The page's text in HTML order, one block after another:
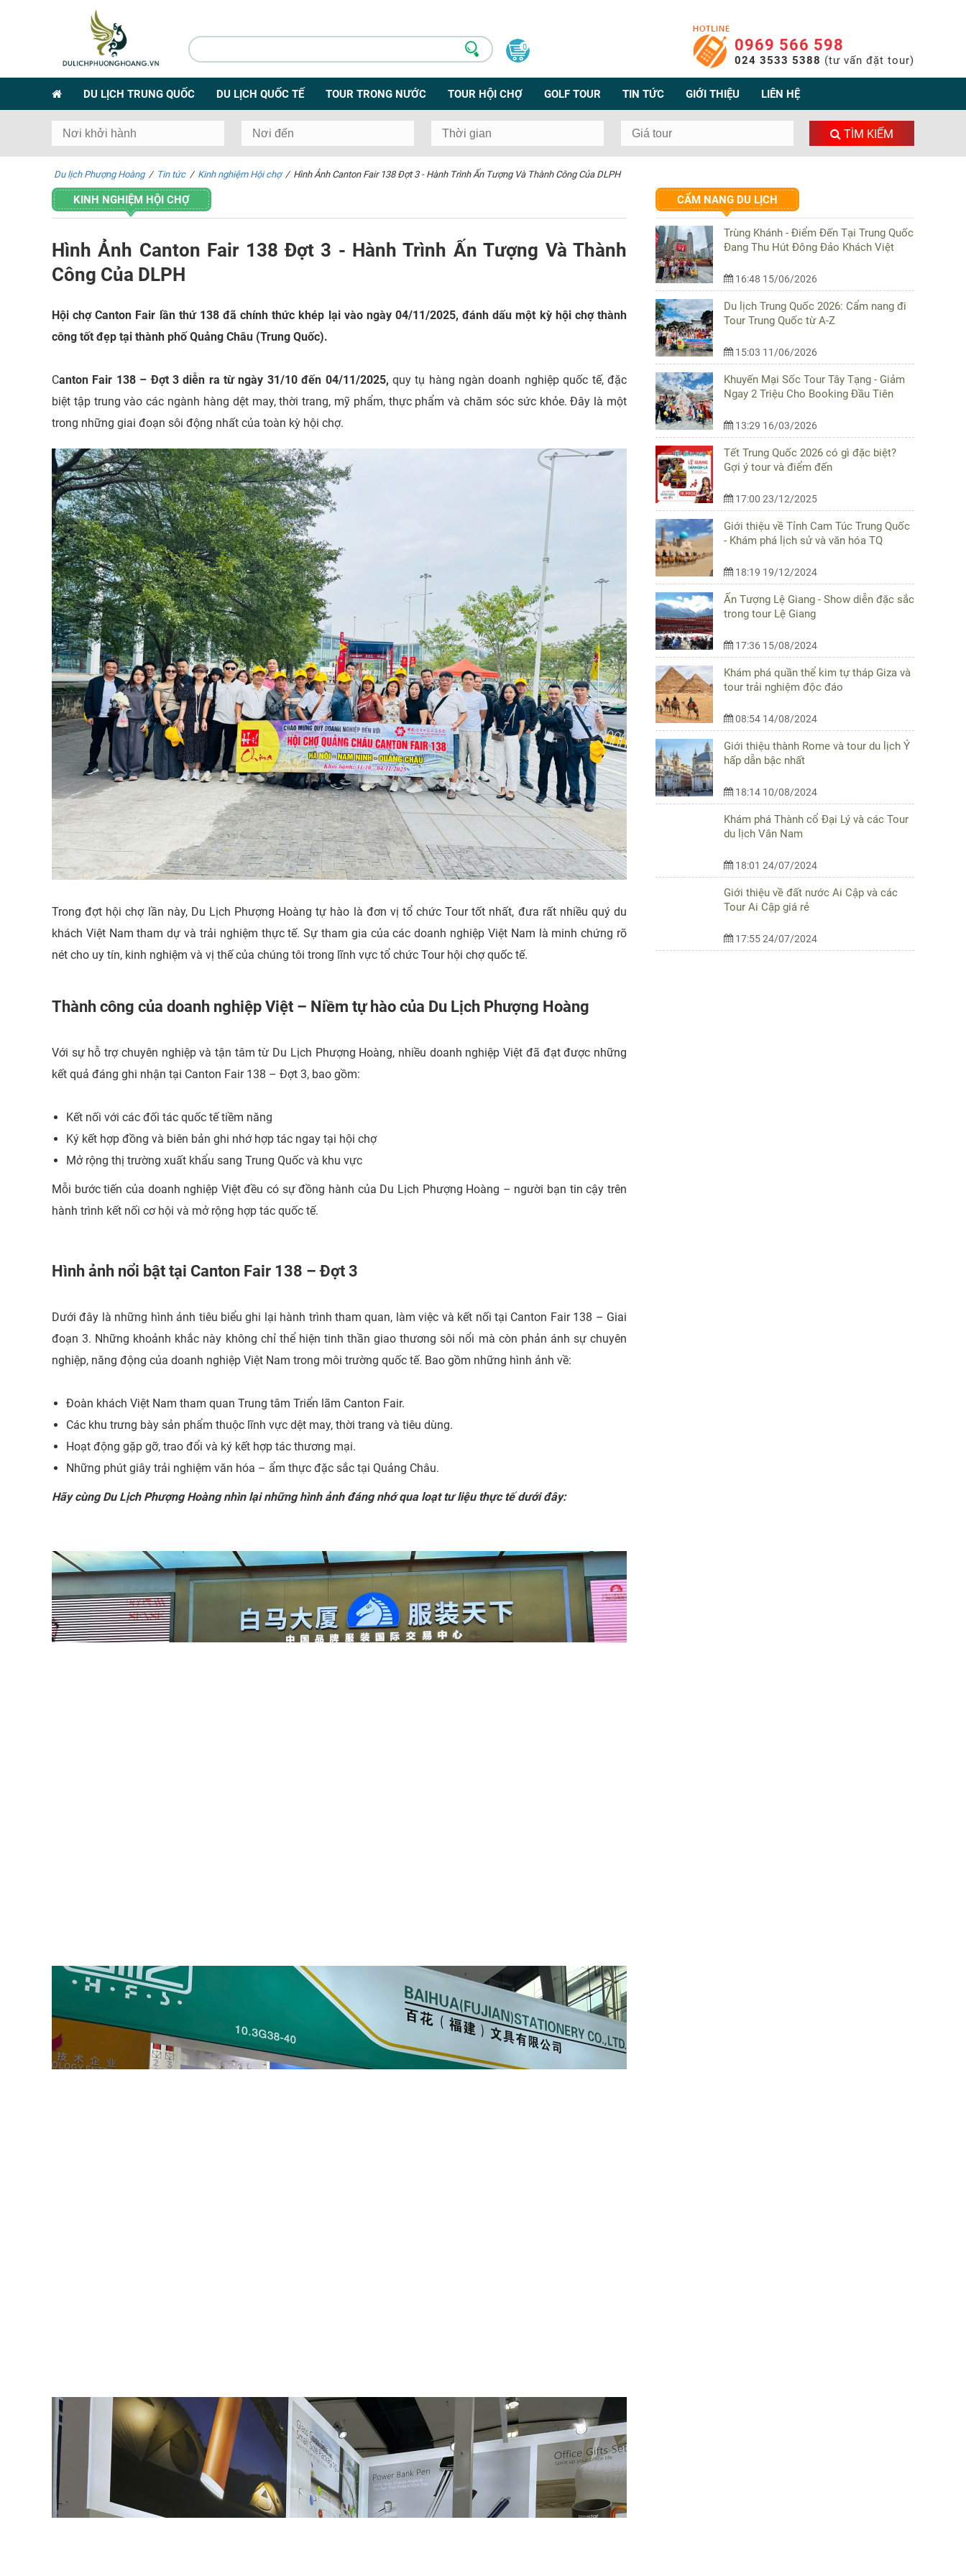
0 0969 566 598
024 3533 5388 (tư vấn đặt tour)
DU LỊCH TRUNG QUỐC DU LỊCH QUỐC TẾ TOUR TRONG NƯỚC TOUR HỘI CHỢ GOLF TOUR TIN TỨC GIỚI THIỆU LIÊN HỆ
TÌM KIẾM
Du lịch Phượng Hoàng / Tin tức / Kinh nghiệm Hội chợ / Hình Ảnh Canton Fair 138 Đợt 3 - Hành Trình Ấn Tượng Và Thành Công Của DLPH
KINH NGHIỆM HỘI CHỢ
Hình Ảnh Canton Fair 138 Đợt 3 - Hành Trình Ấn Tượng Và Thành
Công Của DLPH
Hội chợ Canton Fair lần thứ 138 đã chính thức khép lại vào ngày 04/11/2025, đánh dấu một kỳ hội chợ thành
công tốt đẹp tại thành phố Quảng Châu (Trung Quốc).
Canton Fair 138 – Đợt 3 diễn ra từ ngày 31/10 đến 04/11/2025, quy tụ hàng ngàn doanh nghiệp quốc tế, đặc
biệt tập trung vào các ngành hàng dệt may, thời trang, mỹ phẩm, thực phẩm và chăm sóc sức khỏe. Đây là một
trong những giai đoạn sôi động nhất của toàn kỳ hội chợ.
Trong đợt hội chợ lần này, Du Lịch Phượng Hoàng tự hào là đơn vị tổ chức Tour tốt nhất, đưa rất nhiều quý du
khách Việt Nam tham dự và trải nghiệm thực tế. Sự tham gia của các doanh nghiệp Việt Nam là minh chứng rõ
nét cho uy tín, kinh nghiệm và vị thế của chúng tôi trong lĩnh vực tổ chức Tour hội chợ quốc tế.
Thành công của doanh nghiệp Việt – Niềm tự hào của Du Lịch Phượng Hoàng
Với sự hỗ trợ chuyên nghiệp và tận tâm từ Du Lịch Phượng Hoàng, nhiều doanh nghiệp Việt đã đạt được những
kết quả đáng ghi nhận tại Canton Fair 138 – Đợt 3, bao gồm:
Kết nối với các đối tác quốc tế tiềm năng
Ký kết hợp đồng và biên bản ghi nhớ hợp tác ngay tại hội chợ
Mở rộng thị trường xuất khẩu sang Trung Quốc và khu vực
Mỗi bước tiến của doanh nghiệp Việt đều có sự đồng hành của Du Lịch Phượng Hoàng – người bạn tin cậy trên
hành trình kết nối cơ hội và mở rộng hợp tác quốc tế.
Hình ảnh nổi bật tại Canton Fair 138 – Đợt 3
Dưới đây là những hình ảnh tiêu biểu ghi lại hành trình tham quan, làm việc và kết nối tại Canton Fair 138 – Giai
đoạn 3. Những khoảnh khắc này không chỉ thể hiện tinh thần giao thương sôi nổi mà còn phản ánh sự chuyên
nghiệp, năng động của doanh nghiệp Việt Nam trong môi trường quốc tế. Bao gồm những hình ảnh về:
Đoàn khách Việt Nam tham quan Trung tâm Triển lãm Canton Fair.
Các khu trưng bày sản phẩm thuộc lĩnh vực dệt may, thời trang và tiêu dùng.
Hoạt động gặp gỡ, trao đổi và ký kết hợp tác thương mại.
Những phút giây trải nghiệm văn hóa – ẩm thực đặc sắc tại Quảng Châu.
Hãy cùng Du Lịch Phượng Hoàng nhìn lại những hình ảnh đáng nhớ qua loạt tư liệu thực tế dưới đây:
CẨM NANG DU LỊCH
Trùng Khánh - Điểm Đến Tại Trung Quốc
Đang Thu Hút Đông Đảo Khách Việt
16:48 15/06/2026
Du lịch Trung Quốc 2026: Cẩm nang đi
Tour Trung Quốc từ A-Z
15:03 11/06/2026
Khuyến Mại Sốc Tour Tây Tạng - Giảm
Ngay 2 Triệu Cho Booking Đầu Tiên
13:29 16/03/2026
Tết Trung Quốc 2026 có gì đặc biệt?
Gợi ý tour và điểm đến
17:00 23/12/2025
Giới thiệu về Tỉnh Cam Túc Trung Quốc
- Khám phá lịch sử và văn hóa TQ
18:19 19/12/2024
Ấn Tượng Lệ Giang - Show diễn đặc sắc
trong tour Lệ Giang
17:36 15/08/2024
Khám phá quần thể kim tự tháp Giza và
tour trải nghiệm độc đáo
08:54 14/08/2024
Giới thiệu thành Rome và tour du lịch Ý
hấp dẫn bậc nhất
18:14 10/08/2024
Khám phá Thành cổ Đại Lý và các Tour
du lịch Vân Nam
18:01 24/07/2024
Giới thiệu về đất nước Ai Cập và các
Tour Ai Cập giá rẻ
17:55 24/07/2024